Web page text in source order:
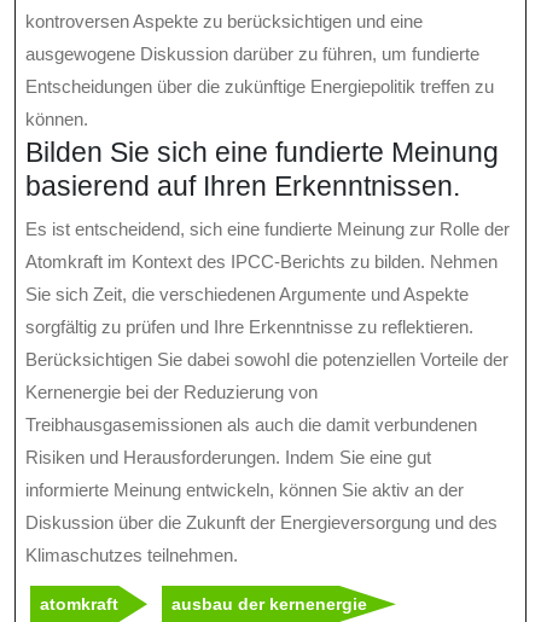
kontroversen Aspekte zu berücksichtigen und eine
ausgewogene Diskussion darüber zu führen, um fundierte
Entscheidungen über die zukünftige Energiepolitik treffen zu
können.
Bilden Sie sich eine fundierte Meinung
basierend auf Ihren Erkenntnissen.
Es ist entscheidend, sich eine fundierte Meinung zur Rolle der
Atomkraft im Kontext des IPCC-Berichts zu bilden. Nehmen
Sie sich Zeit, die verschiedenen Argumente und Aspekte
sorgfältig zu prüfen und Ihre Erkenntnisse zu reflektieren.
Berücksichtigen Sie dabei sowohl die potenziellen Vorteile der
Kernenergie bei der Reduzierung von
Treibhausgasemissionen als auch die damit verbundenen
Risiken und Herausforderungen. Indem Sie eine gut
informierte Meinung entwickeln, können Sie aktiv an der
Diskussion über die Zukunft der Energieversorgung und des
Klimaschutzes teilnehmen.
atomkraft ausbau der kernenergie